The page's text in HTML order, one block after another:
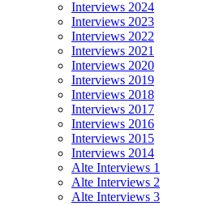
Interviews 2024
Interviews 2023
Interviews 2022
Interviews 2021
Interviews 2020
Interviews 2019
Interviews 2018
Interviews 2017
Interviews 2016
Interviews 2015
Interviews 2014
Alte Interviews 1
Alte Interviews 2
Alte Interviews 3